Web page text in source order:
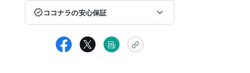
ココナラの安心保証